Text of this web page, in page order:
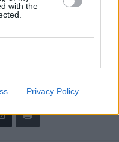
with the
Privacy Policy